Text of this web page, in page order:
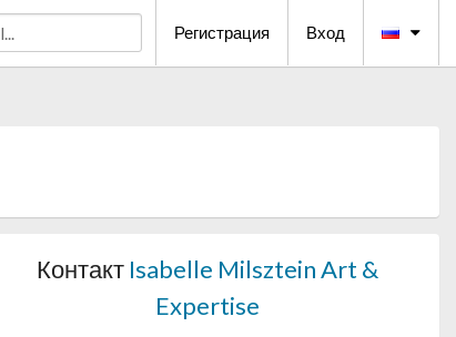
Регистрация Вход
Контакт Isabelle Milsztein Art &
Expertise